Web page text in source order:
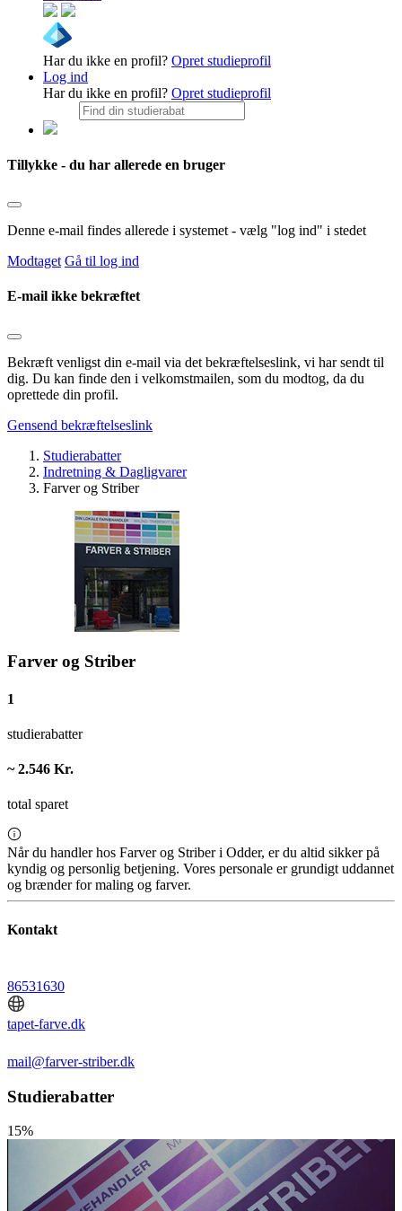
Har du ikke en profil? Opret studieprofil
Log ind
Har du ikke en profil? Opret studieprofil
Tillykke - du har allerede en bruger
Denne e-mail findes allerede i systemet - vælg "log ind" i stedet
Modtaget Gå til log ind
E-mail ikke bekræftet
Bekræft venligst din e-mail via det bekræftelseslink, vi har sendt til
dig. Du kan finde den i velkomstmailen, som du modtog, da du
oprettede din profil.
Gensend bekræftelseslink
Studierabatter
Indretning & Dagligvarer
Farver og Striber
Farver og Striber
1
studierabatter
~ 2.546 Kr.
total sparet
Når du handler hos Farver og Striber i Odder, er du altid sikker på
kyndig og personlig betjening. Vores personale er grundigt uddannet
og brænder for maling og farver.
Kontakt
86531630
tapet-farve.dk
mail@farver-striber.dk
Studierabatter
15%